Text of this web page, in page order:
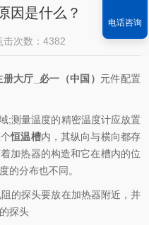
因是什么？
击次数：4382
大厅_必一（中国） 元件配置
;测量温度的精密温度计应放置
恒温槽内，其纵向与横向都存
加热器的构造和它在槽内的位
的分布也不同。
的探头要放在加热器附近，并
探头
电话咨询